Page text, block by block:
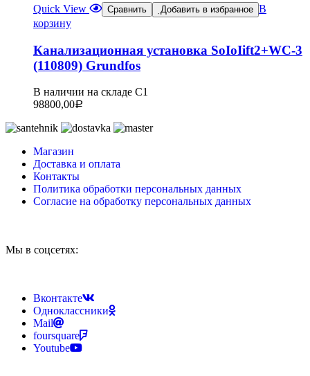
Quick View Сравнить Добавить в избранное В
корзину
Канализационная установка SoIoIift2+WC-3
(110809) Grundfos
В наличии на складе С1
98800,00Р
Магазин
Доставка и оплата
Контакты
Политика обработки персональных данных
Согласие на обработку персональных данных
Мы в соцсетях:
Вконтакте
Одноклассники
Mail
foursquare
Youtube